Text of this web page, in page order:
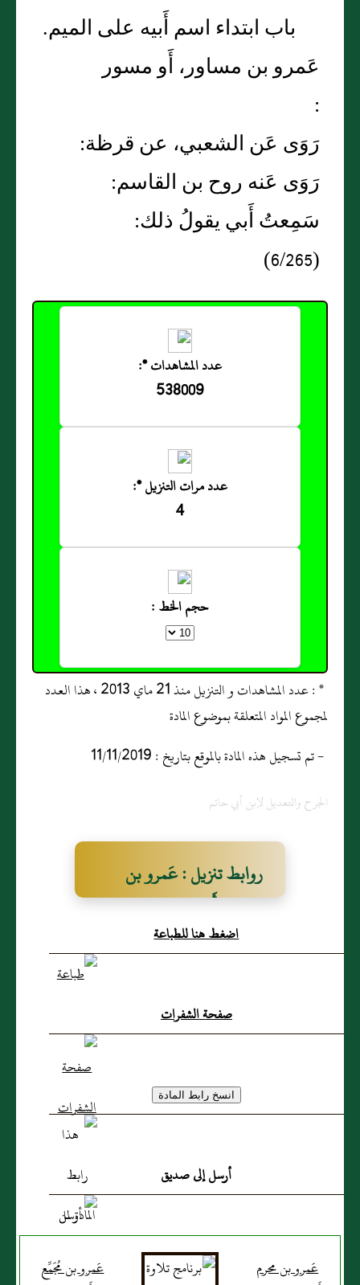
باب ابتداء اسم أَبيه على الميم.
عَمرو بن مساور، أَو مسور
:
رَوَى عَن الشعبي، عن قرظة:
رَوَى عَنه روح بن القاسم:
سَمِعتُ أَبي يقولُ ذلك:
(6/265)
عدد المشاهدات *:
538009
عدد مرات التنزيل *:
4
حجم الخط :
* : عدد المشاهدات و التنزيل منذ 21 ماي 2013 ، هذا العدد
لمجموع المواد المتعلقة بموضوع المادة
- تم تسجيل هذه المادة بالموقع بتاريخ : 11/11/2019
الجرح والتعديل لإبن أبي حاتم
روابط تنزيل : عَمرو بن
مساور، أَو مسور
اضغط هنا للطباعة
صفحة الشفرات
أرسل إلى صديق
عَمرو بن محرم
عَمرو بن مُجَمِّع